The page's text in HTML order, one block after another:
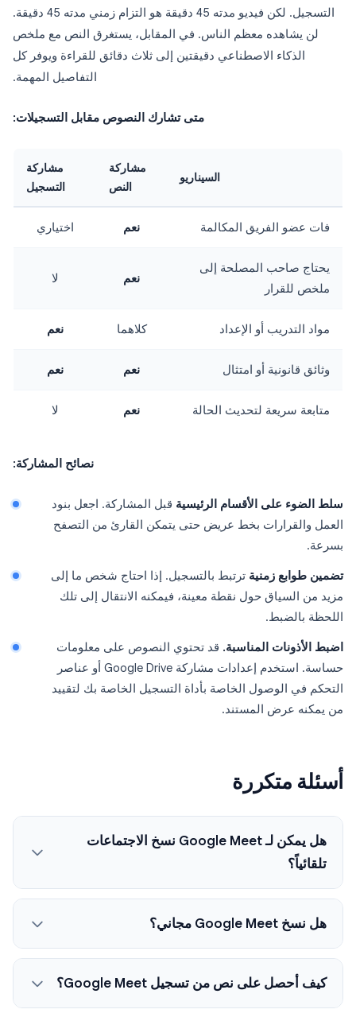
التسجيل. لكن فيديو مدته 45 دقيقة هو التزام زمني مدته 45 دقيقة.
لن يشاهده معظم الناس. في المقابل، يستغرق النص مع ملخص
الذكاء الاصطناعي دقيقتين إلى ثلاث دقائق للقراءة ويوفر كل
التفاصيل المهمة.
متى تشارك النصوص مقابل التسجيلات:
السيناريو
مشاركة
النص
مشاركة
التسجيل
فات عضو الفريق المكالمة نعم اختياري
يحتاج صاحب المصلحة إلى
ملخص للقرار
نعم لا
مواد التدريب أو الإعداد كلاهما نعم
وثائق قانونية أو امتثال نعم نعم
متابعة سريعة لتحديث الحالة نعم لا
نصائح المشاركة:
سلط الضوء على الأقسام الرئيسية قبل المشاركة. اجعل بنود
العمل والقرارات بخط عريض حتى يتمكن القارئ من التصفح
بسرعة.
تضمين طوابع زمنية ترتبط بالتسجيل. إذا احتاج شخص ما إلى
مزيد من السياق حول نقطة معينة، فيمكنه الانتقال إلى تلك
اللحظة بالضبط.
اضبط الأذونات المناسبة. قد تحتوي النصوص على معلومات
حساسة. استخدم إعدادات مشاركة Google Drive أو عناصر
التحكم في الوصول الخاصة بأداة التسجيل الخاصة بك لتقييد
من يمكنه عرض المستند.
أسئلة متكررة
هل يمكن لـ Google Meet نسخ الاجتماعات
تلقائياً؟
هل نسخ Google Meet مجاني؟
كيف أحصل على نص من تسجيل Google Meet؟